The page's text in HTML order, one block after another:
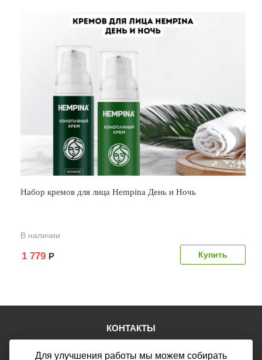
Набор кремов для лица Hempina День и Ночь
В наличии
1 779 Р
КОНТАКТЫ
E-mail:mail@web46.ru
Для улучшения работы мы можем собирать